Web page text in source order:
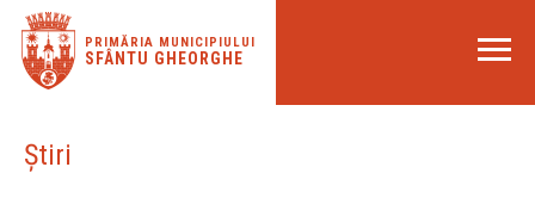
PRIMĂRIA MUNICIPIULUI
SFÂNTU GHEORGHE
Știri